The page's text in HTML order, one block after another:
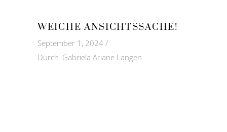
WEICHE ANSICHTSSACHE!
September 1, 2024
Durch Gabriela Ariane Langen